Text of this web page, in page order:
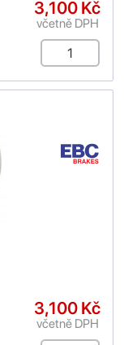
3,100 Kč
včetně DPH
3,100 Kč
včetně DPH